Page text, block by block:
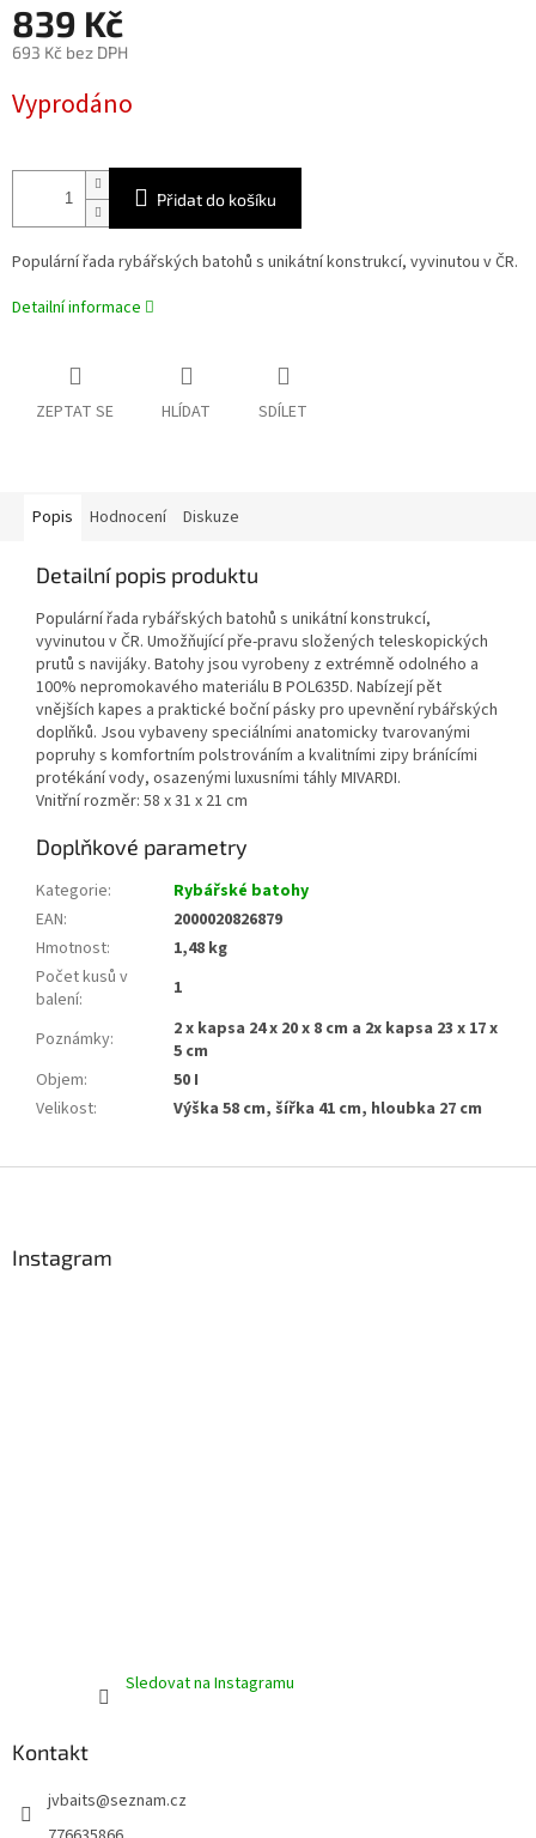
839 Kč
693 Kč bez DPH
cena:
Vyprodáno
Přidat do košíku
Populární řada rybářských batohů s unikátní konstrukcí, vyvinutou v ČR.
Detailní informace
ZEPTAT SE HLÍDAT SDÍLET
Popis Hodnocení Diskuze
Detailní popis produktu
Populární řada rybářských batohů s unikátní konstrukcí,
vyvinutou v ČR. Umožňující pře-pravu složených teleskopických
prutů s navijáky. Batohy jsou vyrobeny z extrémně odolného a
100% nepromokavého materiálu B POL635D. Nabízejí pět
vnějších kapes a praktické boční pásky pro upevnění rybářských
doplňků. Jsou vybaveny speciálními anatomicky tvarovanými
popruhy s komfortním polstrováním a kvalitními zipy bránícími
protékání vody, osazenými luxusními táhly MIVARDI.
Vnitřní rozměr: 58 x 31 x 21 cm
Doplňkové parametry
Kategorie:
Rybářské batohy
EAN:
2000020826879
Hmotnost:
1,48 kg
Počet kusů v
balení: 1
Poznámky:
2 x kapsa 24 x 20 x 8 cm a 2x kapsa 23 x 17 x
5 cm
Objem:
50 I
Velikost: Výška 58 cm, šířka 41 cm, hloubka 27 cm
Instagram
Sledovat na Instagramu
Kontakt
jvbaits@seznam.cz